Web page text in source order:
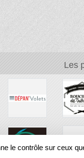
Les
le contrôle sur ceux